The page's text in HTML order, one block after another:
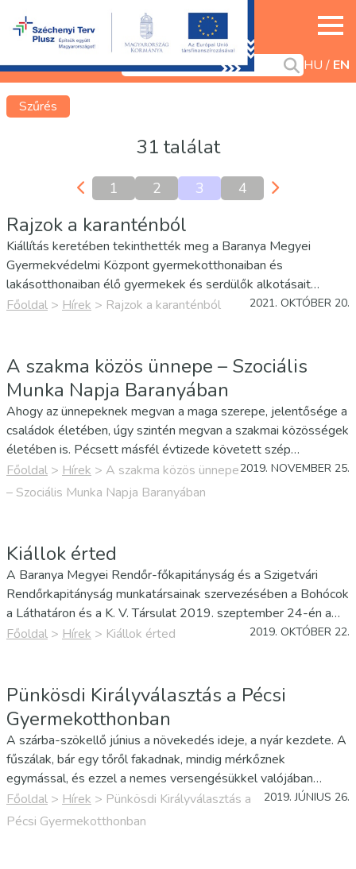
HU EN
Szűrés
31 találat
1 2 3 4
Rajzok a karanténból
Kiállítás keretében tekinthették meg a Baranya Megyei
Gyermekvédelmi Központ gyermekotthonaiban és
lakásotthonaiban élő gyermekek és serdülők alkotásait
Pécsett. A kiállítást dr. Őri László, a Baranya Megyei
Főoldal > Hírek > Rajzok a karanténból 2021. OKTÓBER 20.
A szakma közös ünnepe – Szociális
Munka Napja Baranyában
Ahogy az ünnepeknek megvan a maga szerepe, jelentősége a
családok életében, úgy szintén megvan a szakmai közösségek
életében is. Pécsett másfél évtizede követett szép
hagyomány, hogy a Szociális Munka Napját a SZIME, az
Szociális és Gyermekvédelmi Főigazgatóság Baranya Megyei
Főoldal > Hírek > A szakma közös ünnepe
– Szociális Munka Napja Baranyában
2019. NOVEMBER 25.
Kiállok érted
A Baranya Megyei Rendőr-főkapitányság és a Szigetvári
Rendőrkapitányság munkatársainak szervezésében a Bohócok
a Láthatáron és a K. V. Társulat 2019. szeptember 24-én a
szigetvári Vígadóban tartottak előadást, amelyen a Baranya
Főoldal > Hírek > Kiállok érted 2019. OKTÓBER 22.
Pünkösdi Királyválasztás a Pécsi
Gyermekotthonban
A szárba-szökellő június a növekedés ideje, a nyár kezdete. A
fűszálak, bár egy tőről fakadnak, mindig mérkőznek
egymással, és ezzel a nemes versengésükkel valójában
egymást segítik abban, hogy minél hamarabb felnőjenek, minél
magasabb szintre jussanak, a Nap felé törjenek. A pünkösdi…
Főoldal > Hírek > Pünkösdi Királyválasztás a
Pécsi Gyermekotthonban
2019. JÚNIUS 26.